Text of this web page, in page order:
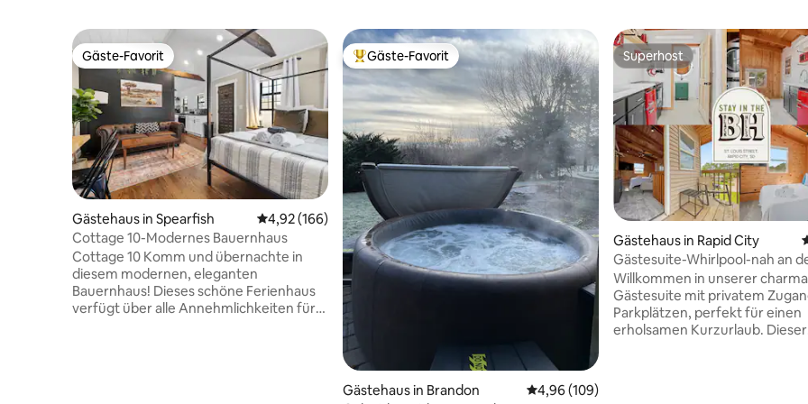
Gäste-Favorit
Gäste-Favorit
Gästehaus in Spearfish Durchschnittliche Bewertung: 4,92 von 5, 166 Bewertungen
4,92 (166)
Cottage 10-Modernes Bauernhaus
Cottage 10 Komm und übernachte in
diesem modernen, eleganten
Bauernhaus! Dieses schöne Ferienhaus
verfügt über alle Annehmlichkeiten für
Beliebter Gäste-Favorit.
Gäste-Favorit
Gästehaus in Brandon Durchschnittliche Bewertung: 4,96 von 5,
4,96 (109)
Superhost
Superhost
Gästehaus in Rapid City
Gästesuite-Whirlpool-nah an
Willkommen in unserer
Gästesuite mit privatem
Parkplätzen, perfekt für einen
erholsamen Kurzurlaub. Dieser